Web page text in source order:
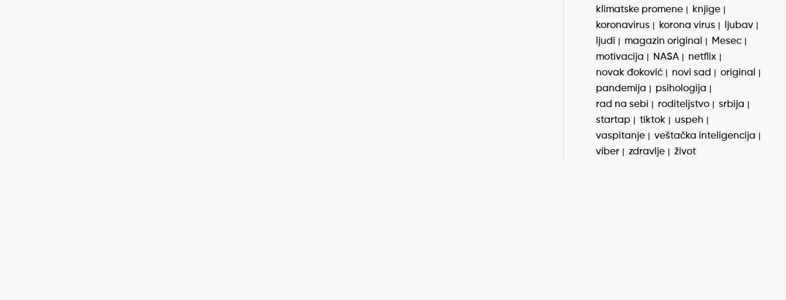
klimatske promene
knjige
koronavirus
korona virus
ljubav
ljudi
magazin original
Mesec
motivacija
NASA
netflix
novak đoković
novi sad
original
pandemija
psihologija
rad na sebi
roditeljstvo
srbija
startap
tiktok
uspeh
vaspitanje
veštačka inteligencija
viber
zdravlje život